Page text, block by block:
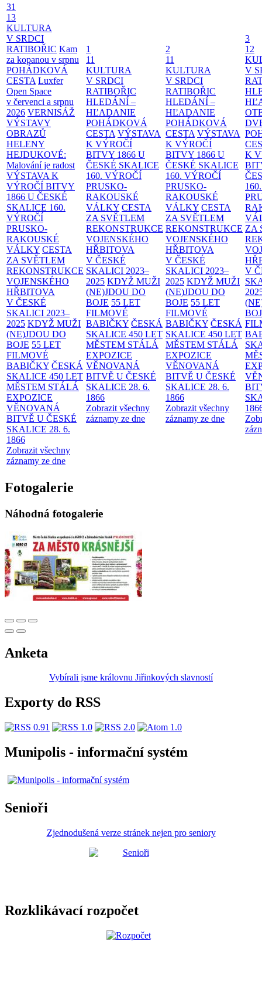
31
13
KULTURA
V SRDCI
RATIBOŘIC Kam
za kopanou v srpnu
POHÁDKOVÁ
CESTA Luxfer
Open Space
v červenci a srpnu
2026 VERNISÁŽ
VÝSTAVY
OBRAZŮ
HELENY
HEJDUKOVÉ:
Malování je radost
VÝSTAVA K
VÝROČÍ BITVY
1866 U ČESKÉ
SKALICE 160.
VÝROČÍ
PRUSKO-
RAKOUSKÉ
VÁLKY CESTA
ZA SVĚTLEM
REKONSTRUKCE
VOJENSKÉHO
HŘBITOVA
V ČESKÉ
SKALICI 2023–
2025 KDYŽ MUŽI
(NE)JDOU DO
BOJE 55 LET
FILMOVÉ
BABIČKY ČESKÁ
SKALICE 450 LET
MĚSTEM STÁLÁ
EXPOZICE
VĚNOVANÁ
BITVĚ U ČESKÉ
SKALICE 28. 6.
1866
Zobrazit všechny
záznamy ze dne
1
11
KULTURA
V SRDCI
RATIBOŘIC
HLEDÁNÍ –
HĽADANIE
POHÁDKOVÁ
CESTA VÝSTAVA
K VÝROČÍ
BITVY 1866 U
ČESKÉ SKALICE
160. VÝROČÍ
PRUSKO-
RAKOUSKÉ
VÁLKY CESTA
ZA SVĚTLEM
REKONSTRUKCE
VOJENSKÉHO
HŘBITOVA
V ČESKÉ
SKALICI 2023–
2025 KDYŽ MUŽI
(NE)JDOU DO
BOJE 55 LET
FILMOVÉ
BABIČKY ČESKÁ
SKALICE 450 LET
MĚSTEM STÁLÁ
EXPOZICE
VĚNOVANÁ
BITVĚ U ČESKÉ
SKALICE 28. 6.
1866
Zobrazit všechny
záznamy ze dne
2
11
KULTURA
V SRDCI
RATIBOŘIC
HLEDÁNÍ –
HĽADANIE
POHÁDKOVÁ
CESTA VÝSTAVA
K VÝROČÍ
BITVY 1866 U
ČESKÉ SKALICE
160. VÝROČÍ
PRUSKO-
RAKOUSKÉ
VÁLKY CESTA
ZA SVĚTLEM
REKONSTRUKCE
VOJENSKÉHO
HŘBITOVA
V ČESKÉ
SKALICI 2023–
2025 KDYŽ MUŽI
(NE)JDOU DO
BOJE 55 LET
FILMOVÉ
BABIČKY ČESKÁ
SKALICE 450 LET
MĚSTEM STÁLÁ
EXPOZICE
VĚNOVANÁ
BITVĚ U ČESKÉ
SKALICE 28. 6.
1866
Zobrazit všechny
záznamy ze dne
3
12
V
K
ZA
V
Fotogalerie
Náhodná fotogalerie
Anketa
Vybírali jsme královnu Jiřinkových slavností
Exporty do RSS
Munipolis - informační systém
Senioři
Zjednodušená verze stránek nejen pro seniory
Rozklikávací rozpočet